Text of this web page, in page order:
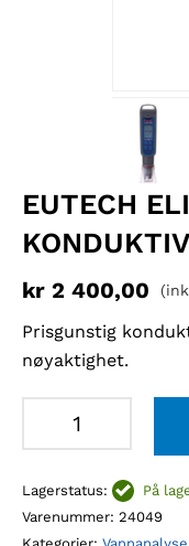
EUTECH
kr 2 400,00
Prisgunstig
nøyaktighet.
konduktivitetsmåler
antall
Lagerstatus:
På
Varenummer: 24049